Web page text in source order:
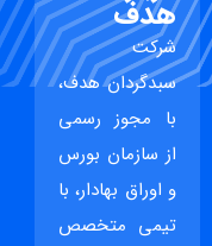
هدف
شرکت
سبدگردان هدف،
با مجوز رسمی
از سازمان بورس
و اوراق بهادار، با
تیمی متخصص